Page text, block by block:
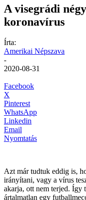
A visegrádi
koronavírus
Írta:
Amerikai Népszava
-
2020-08-31
Facebook
X
Pinterest
WhatsApp
Linkedin
Email
Nyomtatás
Azt már tudtuk eddig is,
irányítani, vagy a vírus
akarja, ott nem terjed. Így
ártalmatlan egy